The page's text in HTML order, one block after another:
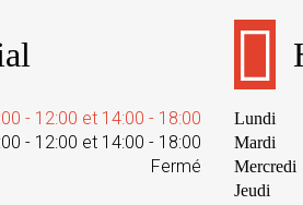
- 12:00 et 14:00 - 18:00
- 12:00 et 14:00 - 18:00
Fermé
Lundi
Mardi
Mercredi
Jeudi